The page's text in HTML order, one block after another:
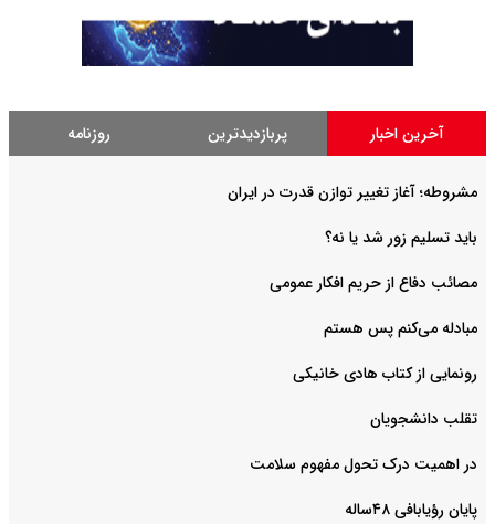
آخرین اخبار پربازدیدترین روزنامه
مشروطه؛ آغاز تغییر توازن قدرت در ایران
باید تسلیم زور شد یا نه؟
مصائب دفاع از حریم افکار عمومی
مبادله می‌کنم پس هستم
رونمایی از کتاب هادی خانیکی
‌تقلب دانشجویان
در اهمیت درک تحول مفهوم سلامت
پایان رؤیابافی ۴۸ساله